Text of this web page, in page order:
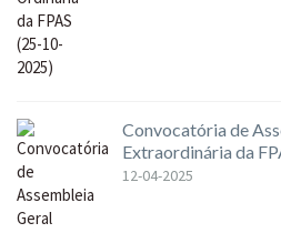
Convocatória de
Extraordinária da
12-04-2025